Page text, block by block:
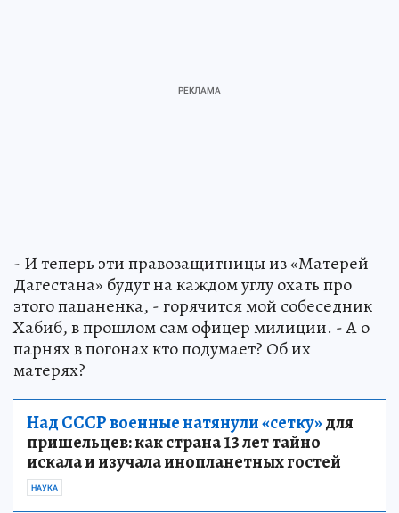
- И теперь эти правозащитницы из «Матерей
Дагестана» будут на каждом углу охать про
этого пацаненка, - горячится мой собеседник
Хабиб, в прошлом сам офицер милиции. - А о
парнях в погонах кто подумает? Об их
матерях?
Над СССР военные натянули «сетку»для
пришельцев: как страна 13 лет тайно
искала и изучала инопланетных гостей
НАУКА